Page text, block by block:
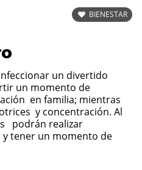
BIENESTAR
un momento de
en familia; mientras
y concentración. Al
podrán realizar
tener un momento de